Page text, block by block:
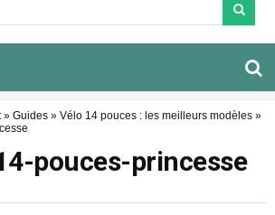
» Guides » Vélo 14 pouces : les meilleurs modèles »
pouces-princesse